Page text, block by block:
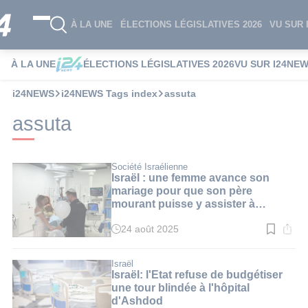
À LA UNE ÉLECTIONS LÉGISLATIVES 2026 VU SUR
À LA UNE ÉLECTIONS LÉGISLATIVES 2026VU SUR
i24NEWS i24NEWS Tags index assuta
assuta
Société Israélienne
Israël : une femme avance son
mariage pour que son père
mourant puisse y assister à
Temps
:
3
min.
24 août 2025
Israël
Israël: l'Etat refuse de budgétiser
une tour blindée à l'hôpital
d'Ashdod